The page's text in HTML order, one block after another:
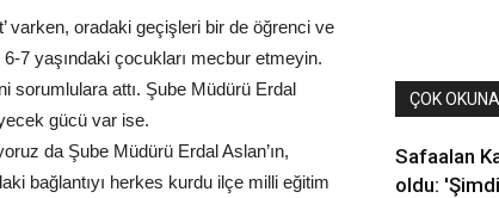
varken, oradaki geçişleri bir de öğrenci ve
7 yaşındaki çocukları mecbur etmeyin.
sorumlulara attı. Şube Müdürü Erdal
gücü var ise.
da Şube Müdürü Erdal Aslan’ın,
bağlantıyı herkes kurdu ilçe milli eğitim
ÇOK
Safaalan
oldu: